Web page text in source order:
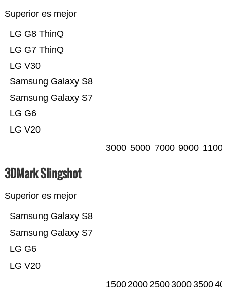
Superior es mejor
LG V20
LG G6
Samsung Galaxy S7
Samsung Galaxy S8
LG V30
LG G7 ThinQ
LG G8 ThinQ
3000 5000 7000 9000
3DMark Slingshot
Superior es mejor
LG V20
LG G6
Samsung Galaxy S7
Samsung Galaxy S8
15002000250030003500